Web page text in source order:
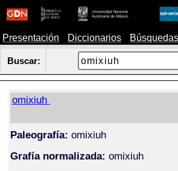
Presentación Diccionarios Búsquedas
Buscar:
omixiuh
Paleografía: omixiuh
Grafía normalizada: omixiuh